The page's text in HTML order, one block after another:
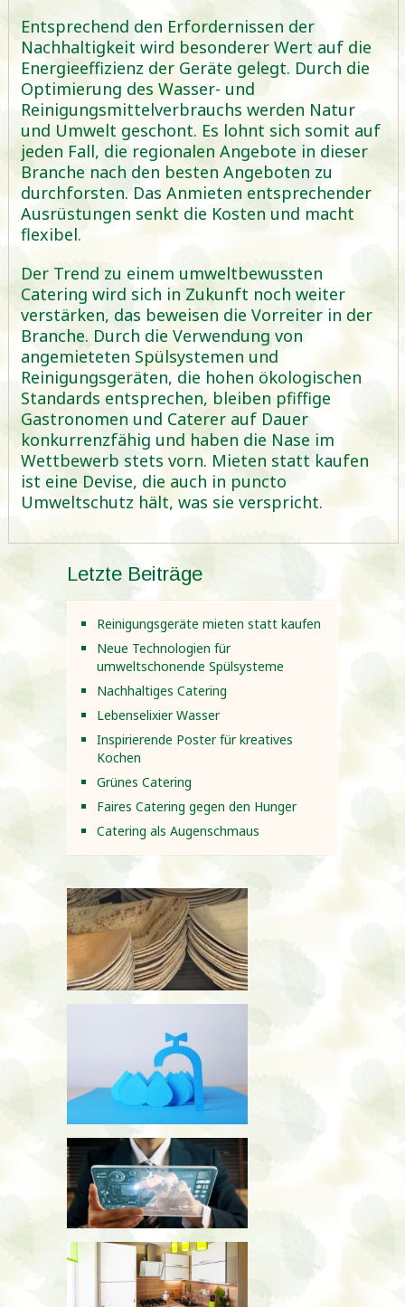
Entsprechend den Erfordernissen der
Nachhaltigkeit wird besonderer Wert auf die
Energieeffizienz der Geräte gelegt. Durch die
Optimierung des Wasser- und
Reinigungsmittelverbrauchs werden Natur
und Umwelt geschont. Es lohnt sich somit auf
jeden Fall, die regionalen Angebote in dieser
Branche nach den besten Angeboten zu
durchforsten. Das Anmieten entsprechender
Ausrüstungen senkt die Kosten und macht
flexibel.
Der Trend zu einem umweltbewussten
Catering wird sich in Zukunft noch weiter
verstärken, das beweisen die Vorreiter in der
Branche. Durch die Verwendung von
angemieteten Spülsystemen und
Reinigungsgeräten, die hohen ökologischen
Standards entsprechen, bleiben pfiffige
Gastronomen und Caterer auf Dauer
konkurrenzfähig und haben die Nase im
Wettbewerb stets vorn. Mieten statt kaufen
ist eine Devise, die auch in puncto
Umweltschutz hält, was sie verspricht.
Letzte Beiträge
Reinigungsgeräte mieten statt kaufen
Neue Technologien für
umweltschonende Spülsysteme
Nachhaltiges Catering
Lebenselixier Wasser
Inspirierende Poster für kreatives
Kochen
Grünes Catering
Faires Catering gegen den Hunger
Catering als Augenschmaus